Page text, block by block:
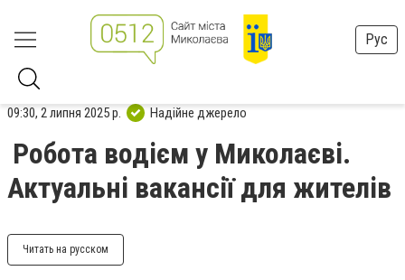
Рус
09:30, 2 липня 2025 р. Надійне джерело
Робота водієм у Миколаєві.
Актуальні вакансії для жителів
Читать на русском